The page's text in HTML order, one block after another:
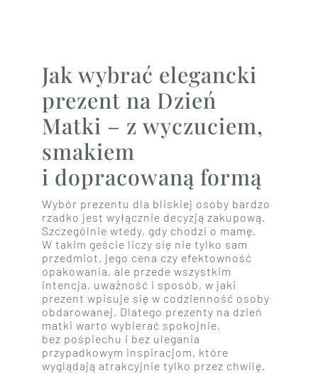
Jak wybrać elegancki
prezent na Dzień
Matki – z wyczuciem,
smakiem
i dopracowaną formą
Wybór prezentu dla bliskiej osoby bardzo
rzadko jest wyłącznie decyzją zakupową.
Szczególnie wtedy, gdy chodzi o mamę.
W takim geście liczy się nie tylko sam
przedmiot, jego cena czy efektowność
opakowania, ale przede wszystkim
intencja, uważność i sposób, w jaki
prezent wpisuje się w codzienność osoby
obdarowanej. Dlatego prezenty na dzień
matki warto wybierać spokojnie,
bez pośpiechu i bez ulegania
przypadkowym inspiracjom, które
wyglądają atrakcyjnie tylko przez chwilę.